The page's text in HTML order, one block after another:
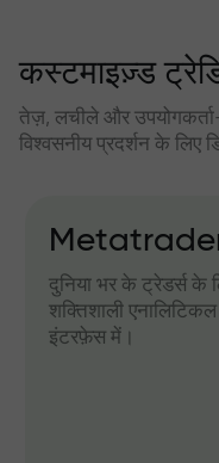
कस्टमाइज़्ड
तेज़, लचीले और
विश्वसनीय प्रदर्शन के लिए
दुनिया भर के ट्रेडर्स के
शक्तिशाली
इंटरफ़ेस में।